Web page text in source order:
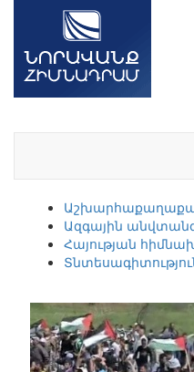
Ազգային
Հայության